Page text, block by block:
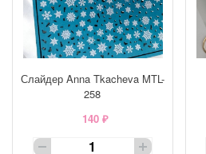
Слайдер Anna Tkacheva MTL-
258
140 ₽